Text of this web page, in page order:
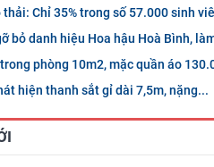
1h an ủi khách: 7 năm sau ở khách sạn 5
thương gia
như phụ nữ 30, bác sĩ kinh ngạc khi
của NSND Tự Long
chuyên gia dự báo đỉnh mới
hơn 42.200 tỷ đồng gửi ngân hàng
Chỉ 35% trong số 57.000 sinh
bỏ danh hiệu Hoa hậu Hoà Bình,
phòng 10m2, mặc quần áo
hiện thanh sắt gỉ dài 7,5m, nặng...